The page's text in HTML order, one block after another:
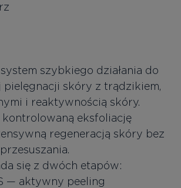
szybkiego działania do
pielęgnacji skóry z trądzikiem,
i reaktywnością skóry.
kontrolowaną eksfoliację
regeneracją skóry bez
się z dwóch etapów:
— aktywny peeling